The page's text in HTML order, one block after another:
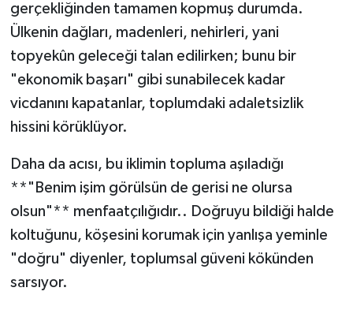
gerçekliğinden tamamen kopmuş durumda.
Ülkenin dağları, madenleri, nehirleri, yani
topyekûn geleceği talan edilirken; bunu bir
"ekonomik başarı" gibi sunabilecek kadar
vicdanını kapatanlar, toplumdaki adaletsizlik
hissini körüklüyor.
Daha da acısı, bu iklimin topluma aşıladığı
**"Benim işim görülsün de gerisi ne olursa
olsun"** menfaatçılığıdır.. Doğruyu bildiği halde
koltuğunu, köşesini korumak için yanlışa yeminle
"doğru" diyenler, toplumsal güveni kökünden
sarsıyor.